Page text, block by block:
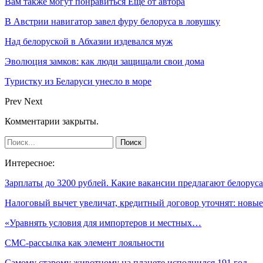
В Австрии навигатор завел фуру белоруса в ловушку
Над белоруской в Абхазии издевался муж
Эволюция замков: как люди защищали свои дома
Туристку из Беларуси унесло в море
Prev Next
Комментарии закрыты.
Интересное:
Зарплаты до 3200 рублей. Какие вакансии предлагают
Налоговый вычет увеличат, кредитный договор уточнят:
«Уравнять условия для импортеров и местных…
СМС-рассылка как элемент лояльности